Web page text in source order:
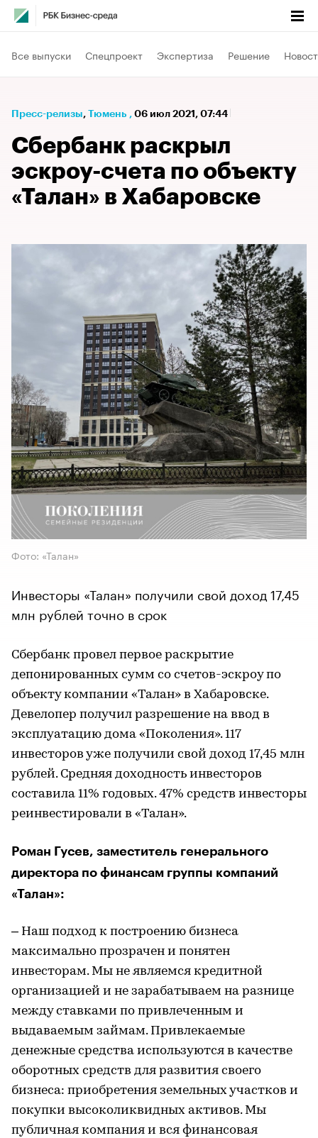
Все выпуски Спецпроект Экспертиза Решение
Пресс-релизы⁠, Тюмень , 06 июл 2021, 07:44
Сбербанк раскрыл
эскроу-счета по объекту
«Талан» в Хабаровске
Фото: «Талан»
Инвесторы «Талан» получили свой доход 17,45
млн рублей точно в срок
Сбербанк провел первое раскрытие
депонированных сумм со счетов-эскроу по
объекту компании «Талан» в Хабаровске.
Девелопер получил разрешение на ввод в
эксплуатацию дома «Поколения». 117
инвесторов уже получили свой доход 17,45 млн
рублей. Средняя доходность инвесторов
составила 11% годовых. 47% средств инвесторы
реинвестировали в «Талан».
Роман Гусев, заместитель генерального
директора по финансам группы компаний
«Талан»:
– Наш подход к построению бизнеса
максимально прозрачен и понятен
инвесторам. Мы не являемся кредитной
организацией и не зарабатываем на разнице
между ставками по привлеченным и
выдаваемым займам. Привлекаемые
денежные средства используются в качестве
оборотных средств для развития своего
бизнеса: приобретения земельных участков и
покупки высоколиквидных активов. Мы
публичная компания и вся финансовая